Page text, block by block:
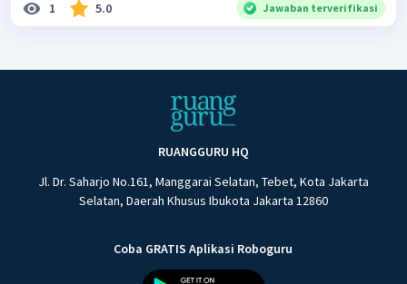
1 5.0 Jawaban terverifikasi
RUANGGURU HQ
Jl. Dr. Saharjo No.161, Manggarai Selatan, Tebet, Kota Jakarta
Selatan, Daerah Khusus Ibukota Jakarta 12860
Coba GRATIS Aplikasi Roboguru